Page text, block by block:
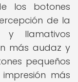
los botones
de la
y llamativos
más audaz y
pequeños
más